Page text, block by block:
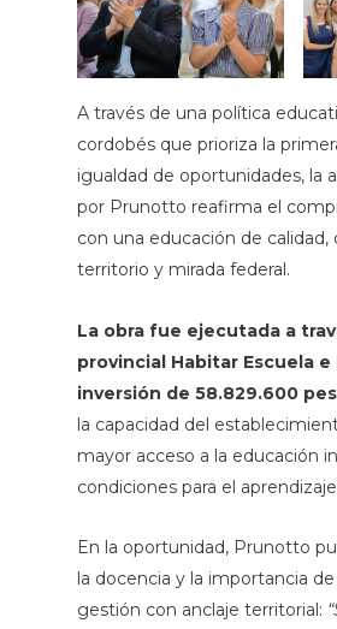
A través de una política
cordobés que prioriza la
igualdad de oportunidades, la
por Prunotto reafirma el
con una educación de calidad,
territorio y mirada federal.
La obra fue ejecutada a
provincial Habitar Escuela
inversión de 58.829.600
la capacidad del
mayor acceso a la educación
condiciones para el
En la oportunidad, Prunotto
la docencia y la importancia
gestión con anclaje territorial: